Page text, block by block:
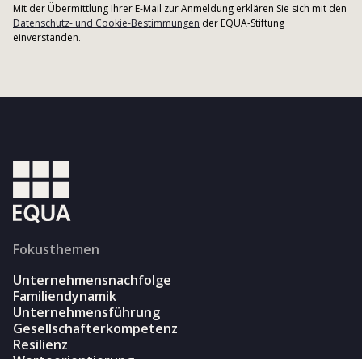
Mit der Übermittlung Ihrer E-Mail zur Anmeldung erklären Sie sich mit den
Datenschutz- und Cookie-Bestimmungen der EQUA-Stiftung
einverstanden.
Fokusthemen
Unternehmensnachfolge
Familiendynamik
Unternehmensführung
Gesellschafterkompetenz
Resilienz